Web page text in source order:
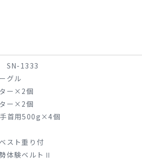
SN-1333
グル
ー×2個
ー×2個
首用500g×4個
スト重り付
体験ベルトⅡ